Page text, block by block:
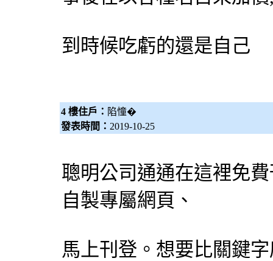
到時候吃虧的還是自己
4 樓住戶： 陷憧�
發表時間： 2019-10-25
聰明公司通通在這裡免
自製專屬網頁、
馬上刊登。想要比關鍵